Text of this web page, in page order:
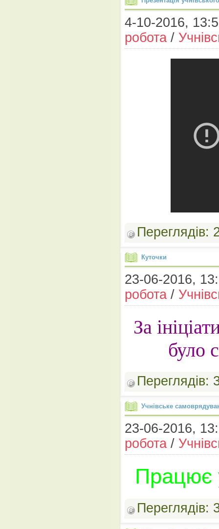
4-10-2016,
робота /
Куточки
23-06-2016,
робота /
За
було
Учнівське
23-06-2016,
робота /
Працює